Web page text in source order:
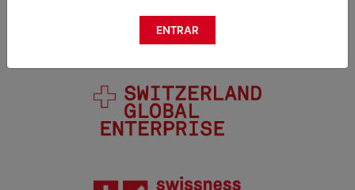
Swisscos es miembro de
ENTRAR